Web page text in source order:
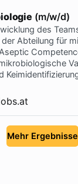
(m/w/d)
des
Abteilung für
Mehr Ergebnisse